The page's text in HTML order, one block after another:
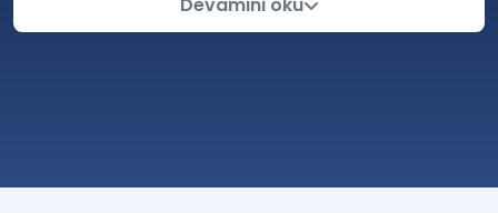
sürdürülebilir finansal büyüme elde etmek için en
kapsamlı ve uzmanlaşmış bir blog sunmayı